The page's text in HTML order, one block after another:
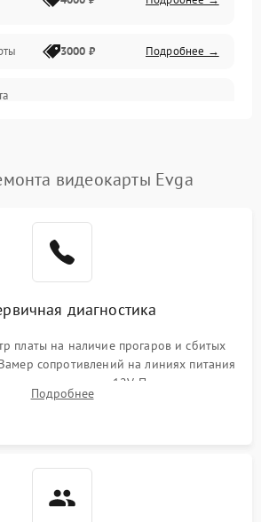
3000 ₽ Подробнее →
видеокарты Evga
диагностика
платы на наличие прогаров и сбитых
сопротивлений на линиях питания
разъемах 12V. Проверка на
основных дросселей питания GPU и
Подробнее